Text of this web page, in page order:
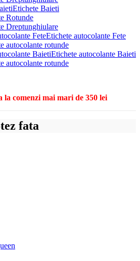
Etichete Baieti
Rotunde
Dreptunghiulare
Etichete autocolante Fete
autocolante rotunde
Etichete autocolante Baieti
autocolante rotunde
comenzi mai mari de 350 lei
fata